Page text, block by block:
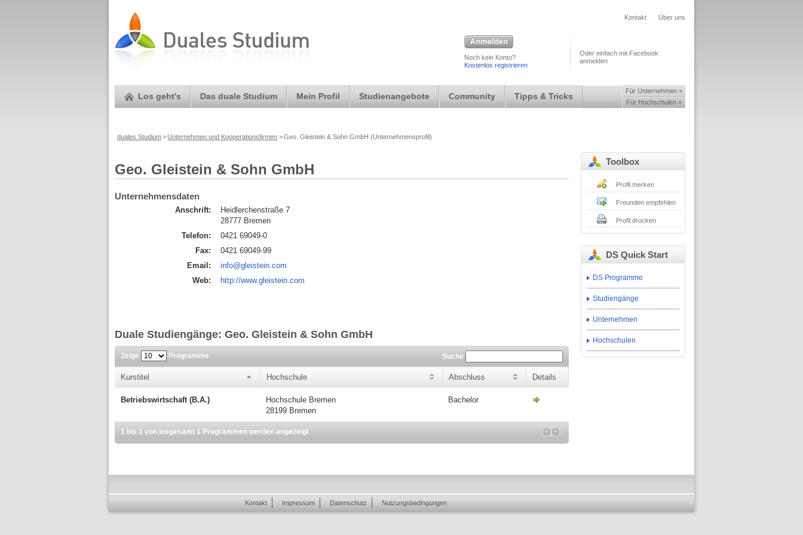
Kontakt Über uns
Noch kein Konto?
Kostenlos registrieren
Oder einfach mit Facebook
anmelden
Los geht's Das duale Studium Mein Profil Studienangebote Community Tipps & Tricks
Für Unternehmen »
Für Hochschulen »
duales Studium> Unternehmen und Kooperationsfirmen >Geo. Gleistein & Sohn GmbH (Unternehmensprofil)
Geo. Gleistein & Sohn GmbH
Unternehmensdaten
Anschrift:
Heidlerchenstraße 7
28777 Bremen
Telefon:
0421 69049-0
Fax:
0421 69049-99
Email:
info@gleistein.com
Web:
http://www.gleistein.com
Duale Studiengänge: Geo. Gleistein & Sohn GmbH
Zeige Programme Suche
Kurstitel Hochschule Abschluss Details
Betriebswirtschaft (B.A.)
Hochschule Bremen
28199 Bremen
Bachelor
1 bis 1 von insgesamt 1 Programmen werden angezeigt
Toolbox
Profil merken
Freunden empfehlen
Profil drucken
DS Quick Start
DS Programme
Studiengänge
Unternehmen
Hochschulen
Kontakt Impressum Datenschutz Nutzungsbedingungen